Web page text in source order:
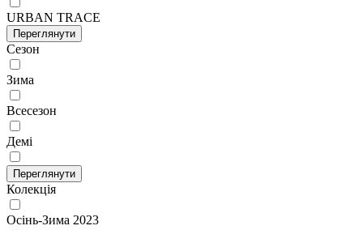
URBAN TRACE
Переглянути
Сезон
Зима
Всесезон
Демі
Переглянути
Колекція
Осінь-Зима 2023